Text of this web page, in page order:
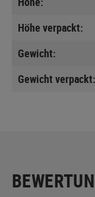
Höhe verpackt:
Gewicht:
Gewicht verpackt: